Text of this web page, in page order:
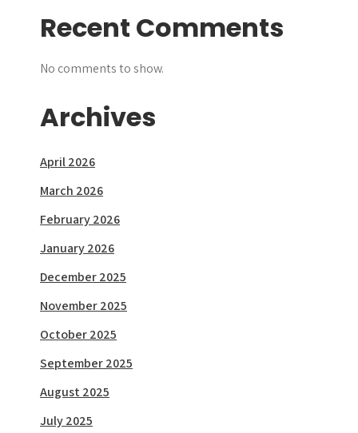
Recent Comments
No comments to show.
Archives
April 2026
March 2026
February 2026
January 2026
December 2025
November 2025
October 2025
September 2025
August 2025
July 2025